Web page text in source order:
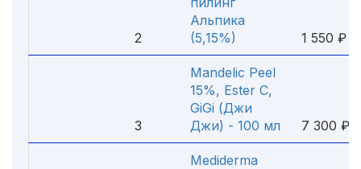
2
Альпика
(5,15%)
1 550 ₽
3
Mandelic Peel
15%, Ester C,
GiGi (Джи
Джи) - 100 мл
7 300 ₽
Mediderma